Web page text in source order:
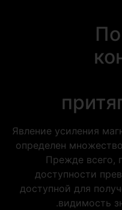
Явление усиления
определен
Прежде всего,
доступности
доступной для
видимость